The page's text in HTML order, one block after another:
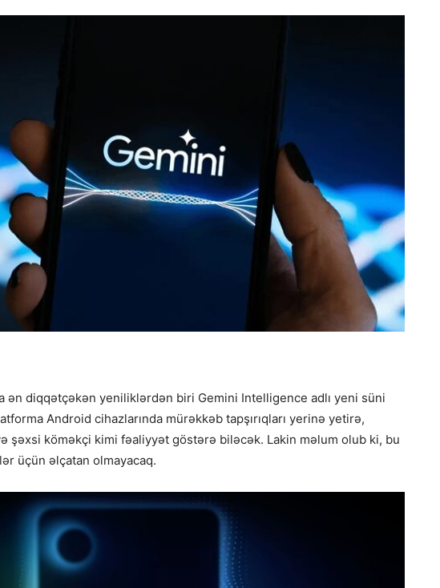
ən diqqətçəkən yeniliklərdən biri Gemini Intelligence adlı yeni süni
Android cihazlarında mürəkkəb tapşırıqları yerinə yetirə,
şəxsi köməkçi kimi fəaliyyət göstərə biləcək. Lakin məlum olub ki, bu
üçün əlçatan olmayacaq.